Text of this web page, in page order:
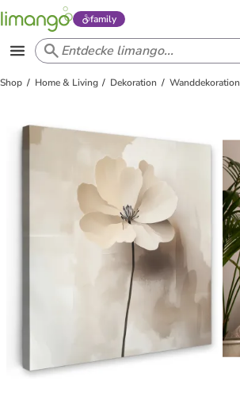
family
Shop Home & Living Dekoration Wanddekoration